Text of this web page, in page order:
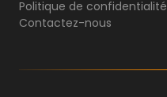
Politique de confidentialité
Contactez-nous